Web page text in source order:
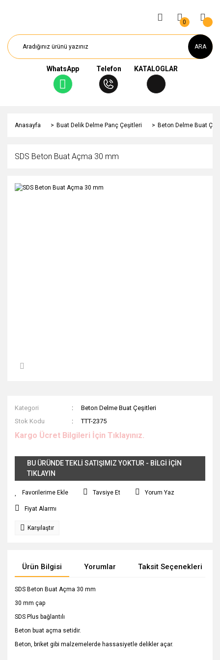
ARA
WhatsApp Telefon KATALOGLAR
0
Anasayfa Buat Delik Delme Panç Çeşitleri Beton Delme Buat
SDS Beton Buat Açma 30 mm
Kategori
Beton Delme Buat Çeşitleri
Stok Kodu
TTT-2375
Kargo Ücret Bilgileri İçin Tıklayınız.
BU ÜRÜNDE TEKLİ SATIŞIMIZ YOKTUR - BİLGİ İÇİN
TIKLAYIN
Tavsiye Et Yorum Yaz
Fiyat Alarmı
Karşılaştır
Ürün Bilgisi Yorumlar Taksit Seçenekleri
SDS Beton Buat Açma 30 mm
30 mm çap
SDS Plus bağlantılı
Beton buat açma setidir.
Beton, briket gibi malzemelerde hassasiyetle delikler açar.